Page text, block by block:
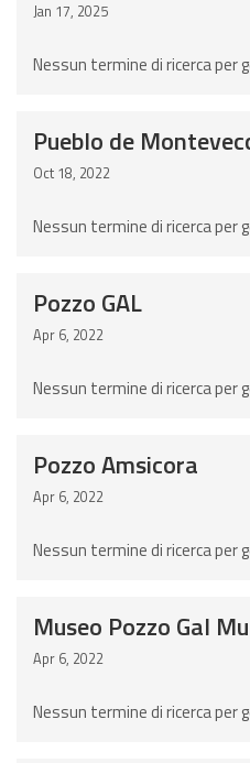
Jan 17, 2025
Nessun termine di ricerca per
Pueblo de
Oct 18, 2022
Nessun termine di ricerca per
Pozzo GAL
Apr 6, 2022
Nessun termine di ricerca per
Pozzo Amsicora
Apr 6, 2022
Nessun termine di ricerca per
Museo Pozzo Gal
Apr 6, 2022
Nessun termine di ricerca per